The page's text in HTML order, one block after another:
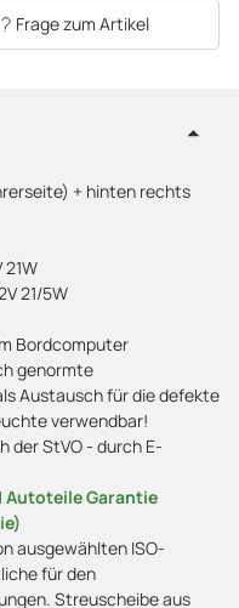
Frage zum Artikel
+ hinten rechts
21W
21/5W
Bordcomputer
genormte
Austausch für die defekte
verwendbar!
der StVO - durch E-
Autoteile Garantie
ausgewählten ISO-
für den
Streuscheibe aus